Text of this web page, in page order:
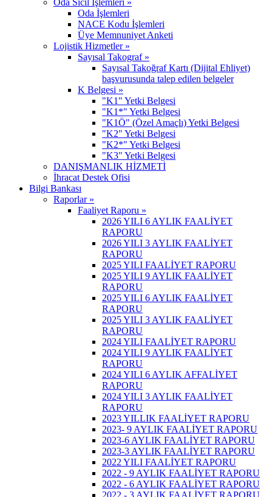
Oda İşlemleri
NACE Kodu İşlemleri
Üye Memnuniyet Anketi
Lojistik Hizmetler »
Sayısal Takograf »
Sayısal Takoğraf Kartı (Dijital Ehliyet)
başvurusunda talep edilen belgeler
K Belgesi »
"K1" Yetki Belgesi
"K1*" Yetki Belgesi
"K1Ö" (Özel Amaçlı) Yetki Belgesi
"K2" Yetki Belgesi
"K2*" Yetki Belgesi
"K3" Yetki Belgesi
DANIŞMANLIK HİZMETİ
İhracat Destek Ofisi
Bilgi Bankası
Raporlar »
Faaliyet Raporu »
2026 YILI 6 AYLIK FAALİYET
RAPORU
2026 YILI 3 AYLIK FAALİYET
RAPORU
2025 YILI FAALİYET RAPORU
2025 YILI 9 AYLIK FAALİYET
RAPORU
2025 YILI 6 AYLIK FAALİYET
RAPORU
2025 YILI 3 AYLIK FAALİYET
RAPORU
2024 YILI FAALİYET RAPORU
2024 YILI 9 AYLIK FAALİYET
RAPORU
2024 YILI 6 AYLIK AFFALİYET
RAPORU
2024 YILI 3 AYLIK FAALİYET
RAPORU
2023 YILLIK FAALİYET RAPORU
2023- 9 AYLIK FAALİYET RAPORU
2023-6 AYLIK FAALİYET RAPORU
2023-3 AYLIK FAALİYET RAPORU
2022 YILI FAALİYET RAPORU
2022 - 9 AYLIK FAALİYET RAPORU
2022 - 6 AYLIK FAALİYET RAPORU
2022 - 3 AYLIK FAALİYET RAPORU